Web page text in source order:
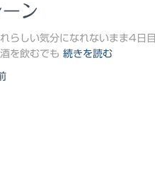
ン
らしい気分になれないまま4日目
を飲むでも 続きを読む